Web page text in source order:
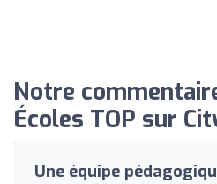
Notre
Écoles TOP sur
Une équipe